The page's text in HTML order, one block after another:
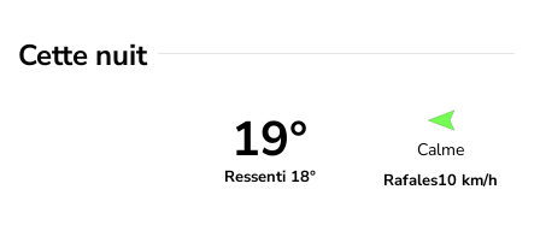
Cette nuit
19°
Ressenti 18°
Calme
Rafales10 km/h